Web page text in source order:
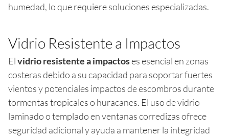
humedad, lo que requiere soluciones especializadas.
Vidrio Resistente a Impactos
Elvidrio resistente a impactoses esencial en zonas
costeras debido a su capacidad para soportar fuertes
vientos y potenciales impactos de escombros durante
tormentas tropicales o huracanes. El uso de vidrio
laminado o templado en ventanas corredizas ofrece
seguridad adicional y ayuda a mantener la integridad